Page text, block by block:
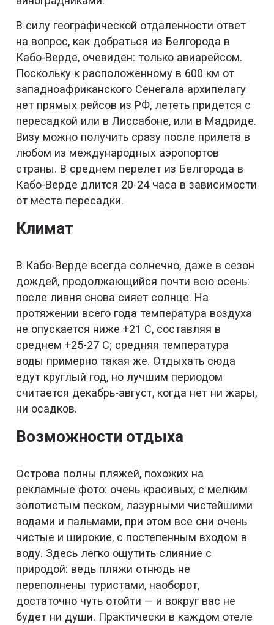
В силу географической отдаленности ответ
на вопрос, как добраться из Белгорода в
Кабо-Верде, очевиден: только авиарейсом.
Поскольку к расположенному в 600 км от
западноафриканского Сенегала архипелагу
нет прямых рейсов из РФ, лететь придется с
пересадкой или в Лиссабоне, или в Мадриде.
Визу можно получить сразу после прилета в
любом из международных аэропортов
страны. В среднем перелет из Белгорода в
Кабо-Верде длится 20-24 часа в зависимости
от места пересадки.
Климат
В Кабо-Верде всегда солнечно, даже в сезон
дождей, продолжающийся почти всю осень:
после ливня снова сияет солнце. На
протяжении всего года температура воздуха
не опускается ниже +21 С, составляя в
среднем +25-27 С; средняя температура
воды примерно такая же. Отдыхать сюда
едут круглый год, но лучшим периодом
считается декабрь-август, когда нет ни жары,
ни осадков.
Возможности отдыха
Острова полны пляжей, похожих на
рекламные фото: очень красивых, с мелким
золотистым песком, лазурными чистейшими
водами и пальмами, при этом все они очень
чистые и широкие, с постепенным входом в
воду. Здесь легко ощутить слияние с
природой: ведь пляжи отнюдь не
переполнены туристами, наоборот,
достаточно чуть отойти — и вокруг вас не
будет ни души. Практически в каждом отеле